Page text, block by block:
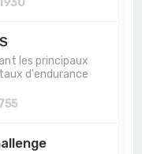
les principaux
d'endurance